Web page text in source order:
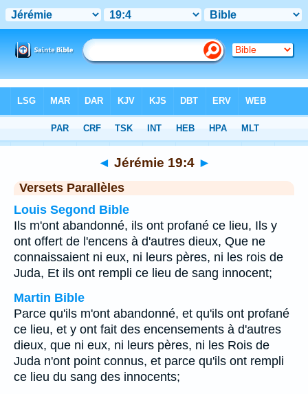
Chapitre 19 > Verset 4
◄ Jérémie 19:4 ►
Versets Parallèles
Louis Segond Bible
Ils m'ont abandonné, ils ont profané ce lieu, Ils y
ont offert de l'encens à d'autres dieux, Que ne
connaissaient ni eux, ni leurs pères, ni les rois de
Juda, Et ils ont rempli ce lieu de sang innocent;
Martin Bible
Parce qu'ils m'ont abandonné, et qu'ils ont profané
ce lieu, et y ont fait des encensements à d'autres
dieux, que ni eux, ni leurs pères, ni les Rois de
Juda n'ont point connus, et parce qu'ils ont rempli
ce lieu du sang des innocents;